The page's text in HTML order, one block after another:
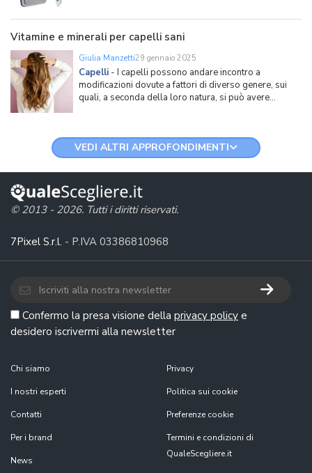
in modo più definito i muscoli di gambe, braccia,
addome e glutei. Se tali apparecchi in passato
funzionavano solo tra
Vitamine e minerali per capelli sani
Giulia Manzetti29 gennaio 2025
Capelli - I capelli possono andare incontro a
modificazioni dovute a fattori di diverso genere, sui
quali, a seconda della loro natura, si può avere
più possibile bilanciata avrà senza dubbio un effetto
VEDI ALTRI APPROFONDIMENTI
© 2013 - 2026. Tutti i diritti riservati.
7Pixel S.r.l. - P.IVA 03386810968
Confermo la presa visione della privacy policy e
desidero iscrivermi alla newsletter
Chi siamo
I nostri esperti
Contatti
Per i brand
News
Privacy
Politica sui cookie
Preferenze cookie
Termini e condizioni di
QualeScegliere.it